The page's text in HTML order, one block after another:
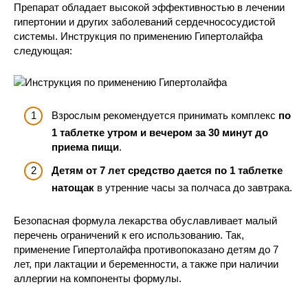
Препарат обладает высокой эффективностью в лечении
гипертонии и других заболеваний сердечнососудистой
системы. Инструкция по применению Гипертолайфа
следующая:
Взрослым рекомендуется принимать комплекс по
1 таблетке утром и вечером за 30 минут до
приема пищи.
Детям от 7 лет средство дается по 1 таблетке
натощак в утренние часы за полчаса до завтрака.
Безопасная формула лекарства обуславливает малый
перечень ограничений к его использованию. Так,
применение Гипертолайфа противопоказано детям до 7
лет, при лактации и беременности, а также при наличии
аллергии на компоненты формулы.